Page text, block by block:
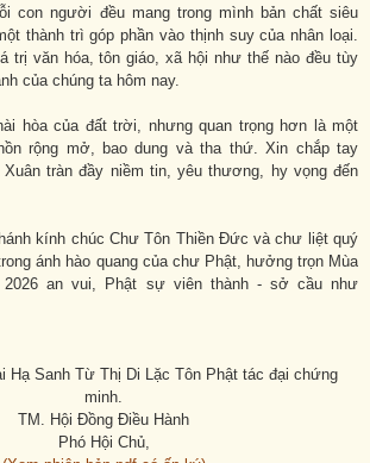
con người đều mang trong mình bản chất siêu
thành trì góp phần vào thịnh suy của nhân loại.
trị văn hóa, tôn giáo, xã hội như thế nào đều tùy
của chúng ta hôm nay.
hòa của đất trời, nhưng quan trọng hơn là một
rộng mở, bao dung và tha thứ. Xin chắp tay
tràn đầy niềm tin, yêu thương, hy vọng đến
kính chúc Chư Tôn Thiền Đức và chư liệt quý
ánh hào quang của chư Phật, hưởng trọn Mùa
2026 an vui, Phật sự viên thành - sở cầu như
Hạ Sanh Từ Thị Di Lặc Tôn Phật tác đại chứng
minh.
TM. Hội Đồng Điều Hành
Phó Hội Chủ,